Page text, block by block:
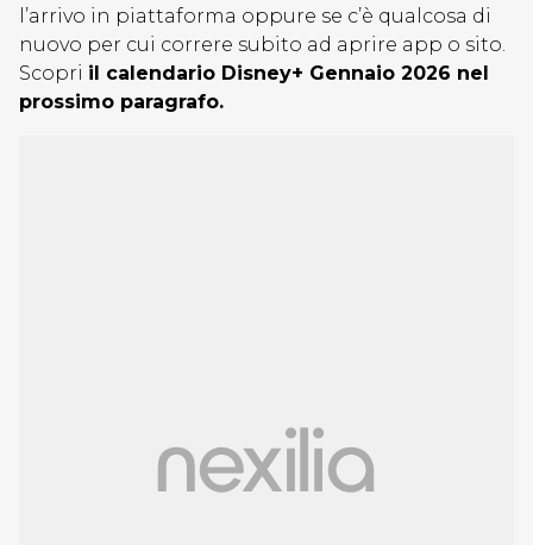
l’arrivo in piattaforma oppure se c’è qualcosa di
nuovo per cui correre subito ad aprire app o sito.
Scopri il calendario Disney+ Gennaio 2026 nel
prossimo paragrafo.